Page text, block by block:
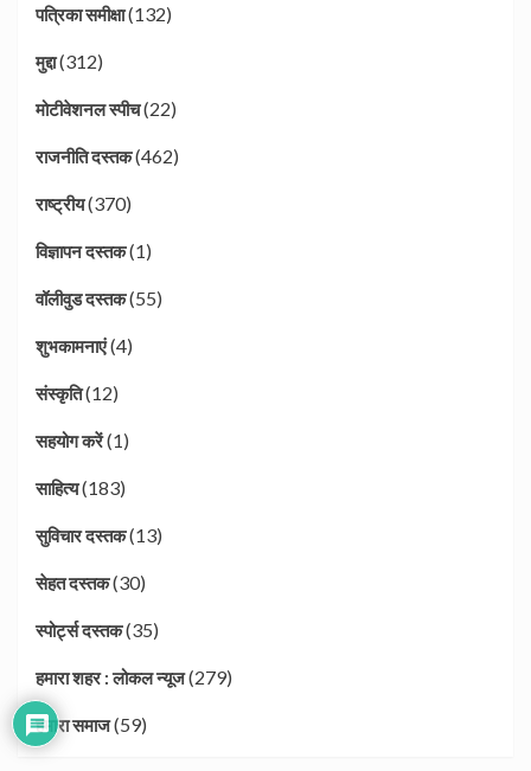
पत्रिका समीक्षा(132)
मुद्दा(312)
मोटीवेशनल स्पीच(22)
राजनीति दस्तक(462)
राष्ट्रीय(370)
विज्ञापन दस्तक(1)
वॉलीवुड दस्तक(55)
शुभकामनाएं(4)
संस्कृति(12)
सहयोग करें(1)
साहित्य(183)
सुविचार दस्तक(13)
सेहत दस्तक(30)
स्पोर्ट्स दस्तक(35)
हमारा शहर : लोकल न्यूज(279)
हमारा समाज(59)